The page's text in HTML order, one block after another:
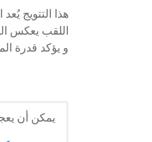
اللقب يعكس
و يؤكد قدرة
يمكن أن